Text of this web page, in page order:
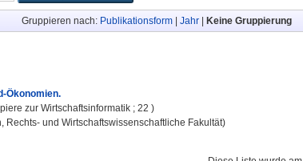
Gruppieren nach: Publikationsform Jahr Keine Gruppierung
Ökonomien.
zur Wirtschaftsinformatik ; 22 )
Rechts- und Wirtschaftswissenschaftliche Fakultät)